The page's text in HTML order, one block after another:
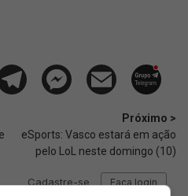
Próximo >
eSports: Vasco estará em ação
pelo LoL neste domingo (10)